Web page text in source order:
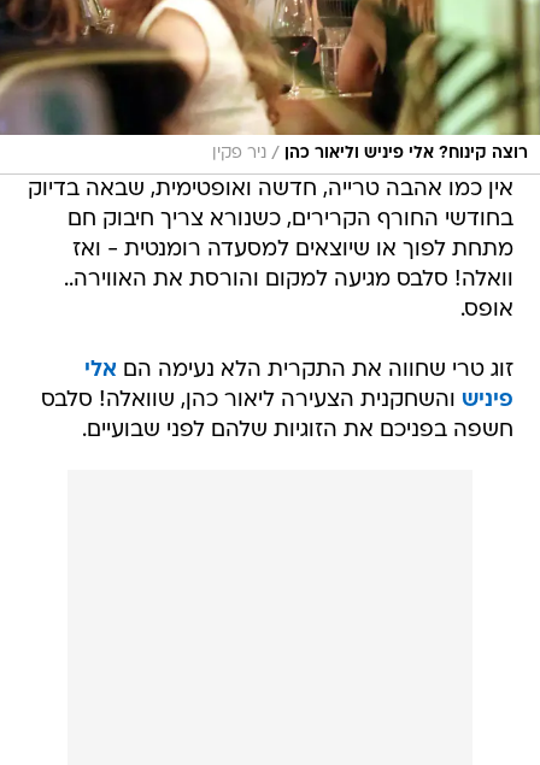
רוצה קינוח? אלי פיניש וליאור כהן / ניר פקין
אין כמו אהבה טרייה, חדשה ואופטימית, שבאה בדיוק
בחודשי החורף הקרירים, כשנורא צריך חיבוק חם
מתחת לפוך או שיוצאים למסעדה רומנטית - ואז
וואלה! סלבס מגיעה למקום והורסת את האווירה..
אופס.
זוג טרי שחווה את התקרית הלא נעימה הם אלי
פיניש והשחקנית הצעירה ליאור כהן, שוואלה! סלבס
חשפה בפניכם את הזוגיות שלהם לפני שבועיים.